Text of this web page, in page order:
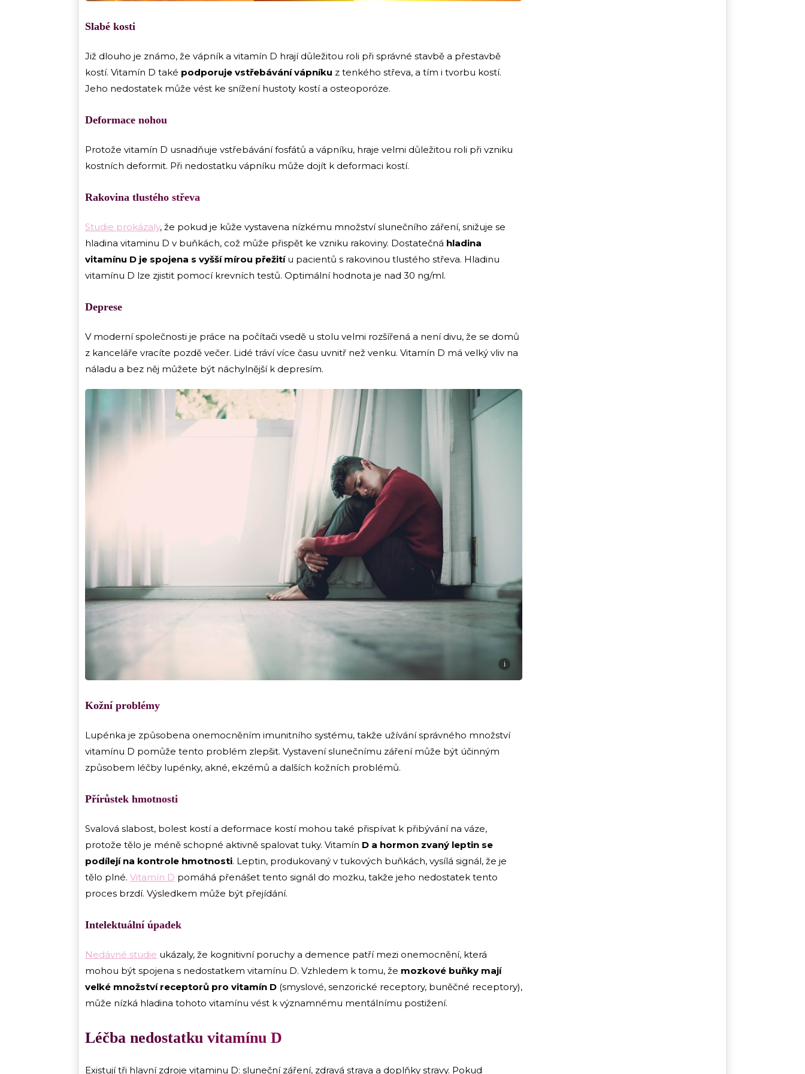
Slabé kosti
Již dlouho je známo, že vápník a vitamín D hrají důležitou roli při správné stavbě a přestavbě
kostí. Vitamín D také podporuje vstřebávání vápníku z tenkého střeva, a tím i tvorbu kostí.
Jeho nedostatek může vést ke snížení hustoty kostí a osteoporóze.
Deformace nohou
Protože vitamín D usnadňuje vstřebávání fosfátů a vápníku, hraje velmi důležitou roli při vzniku
kostních deformit. Při nedostatku vápníku může dojít k deformaci kostí.
Rakovina tlustého střeva
Studie prokázaly, že pokud je kůže vystavena nízkému množství slunečního záření, snižuje se
hladina vitaminu D v buňkách, což může přispět ke vzniku rakoviny. Dostatečná hladina
vitamínu D je spojena s vyšší mírou přežitíu pacientů s rakovinou tlustého střeva. Hladinu
vitamínu D lze zjistit pomocí krevních testů. Optimální hodnota je nad 30 ng/ml.
Deprese
V moderní společnosti je práce na počítači vsedě u stolu velmi rozšířená a není divu, že se domů
z kanceláře vracíte pozdě večer. Lidé tráví více času uvnitř než venku. Vitamín D má velký vliv na
náladu a bez něj můžete být náchylnější k depresím.
i
Kožní problémy
Lupénka je způsobena onemocněním imunitního systému, takže užívání správného množství
vitamínu D pomůže tento problém zlepšit. Vystavení slunečnímu záření může být účinným
způsobem léčby lupénky, akné, ekzémů a dalších kožních problémů.
Přírůstek hmotnosti
Svalová slabost, bolest kostí a deformace kostí mohou také přispívat k přibývání na váze,
protože tělo je méně schopné aktivně spalovat tuky. Vitamín D a hormon zvaný leptin se
podílejí na kontrole hmotnosti. Leptin, produkovaný v tukových buňkách, vysílá signál, že je
tělo plné. Vitamín D pomáhá přenášet tento signál do mozku, takže jeho nedostatek tento
proces brzdí. Výsledkem může být přejídání.
Intelektuální úpadek
Nedávné studie ukázaly, že kognitivní poruchy a demence patří mezi onemocnění, která
mohou být spojena s nedostatkem vitamínu D. Vzhledem k tomu, že mozkové buňky mají
velké množství receptorů pro vitamín D (smyslové, senzorické receptory, buněčné receptory),
může nízká hladina tohoto vitamínu vést k významnému mentálnímu postižení.
Léčba nedostatku vitamínu D
Existují tři hlavní zdroje vitaminu D: sluneční záření, zdravá strava a doplňky stravy. Pokud